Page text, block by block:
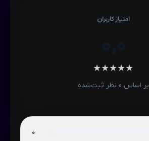
امتیاز کاربران
★★★★★
بر اساس 0 نظر ثبت‌شده
0